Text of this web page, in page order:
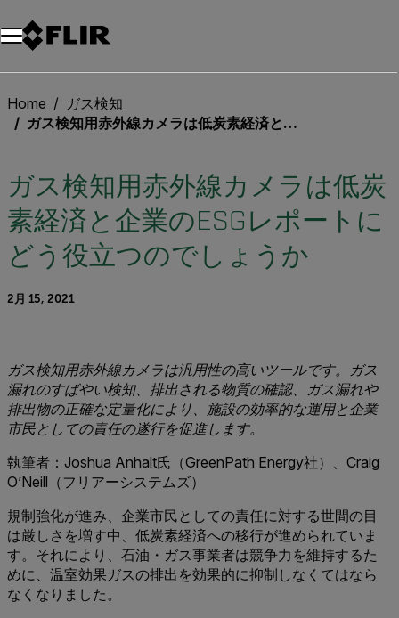
Home
ガス検知
ガス検知用赤外線カメラは低炭素経済と企業のESGレポートにどう役立つのでしょうか
ガス検知用赤外線カメラは低炭
素経済と企業のESGレポートに
どう役立つのでしょうか
2月 15, 2021
ガス検知用赤外線カメラは汎用性の高いツールです。ガス
漏れのすばやい検知、排出される物質の確認、ガス漏れや
排出物の正確な定量化により、施設の効率的な運用と企業
市民としての責任の遂行を促進します。
執筆者：Joshua Anhalt氏（GreenPath Energy社）、Craig
O’Neill（フリアーシステムズ）
規制強化が進み、企業市民としての責任に対する世間の目
は厳しさを増す中、低炭素経済への移行が進められていま
す。それにより、石油・ガス事業者は競争力を維持するた
めに、温室効果ガスの排出を効果的に抑制しなくてはなら
なくなりました。